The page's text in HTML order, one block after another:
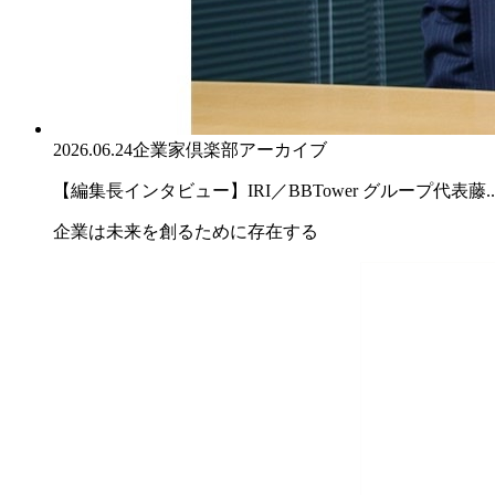
2026.06.24企業家倶楽部アーカイブ
【編集長インタビュー】IRI／BBTower グループ代表藤
企業は未来を創るために存在する